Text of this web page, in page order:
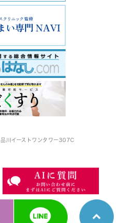
品川イーストワンタワー307C